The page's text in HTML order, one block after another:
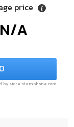
price
N/A
by store.siamphone.com